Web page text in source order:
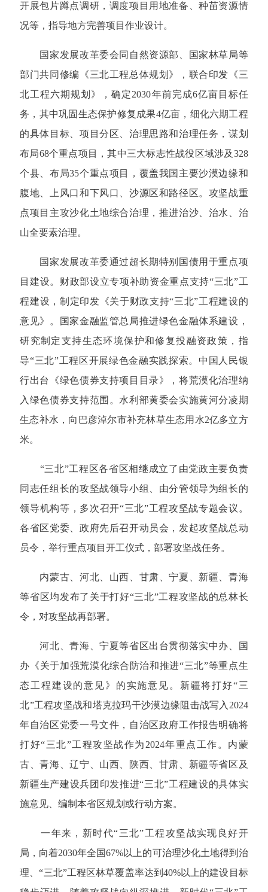
开展包片蹲点调研，调度项目用地准备、种苗资源情
况等，指导地方完善项目作业设计。
国家发展改革委会同自然资源部、国家林草局等
部门共同修编《三北工程总体规划》，联合印发《三
北工程六期规划》，确定2030年前完成6亿亩目标任
务，其中巩固生态保护修复成果4亿亩，细化六期工程
的具体目标、项目分区、治理思路和治理任务，谋划
布局68个重点项目，其中三大标志性战役区域涉及328
个县、布局35个重点项目，覆盖我国主要沙漠边缘和
腹地、上风口和下风口、沙源区和路径区。攻坚战重
点项目主攻沙化土地综合治理，推进治沙、治水、治
山全要素治理。
国家发展改革委通过超长期特别国债用于重点项
目建设。财政部设立专项补助资金重点支持“三北”工
程建设，制定印发《关于财政支持“三北”工程建设的
意见》。国家金融监管总局推进绿色金融体系建设，
研究制定支持生态环境保护和修复投融资政策，指
导“三北”工程区开展绿色金融实践探索。中国人民银
行出台《绿色债券支持项目目录》，将荒漠化治理纳
入绿色债券支持范围。水利部黄委会实施黄河分凌期
生态补水，向巴彦淖尔市补充林草生态用水2亿多立方
米。
“三北”工程区各省区相继成立了由党政主要负责
同志任组长的攻坚战领导小组、由分管领导为组长的
领导机构等，多次召开“三北”工程攻坚战专题会议。
各省区党委、政府先后召开动员会，发起攻坚战总动
员令，举行重点项目开工仪式，部署攻坚战任务。
内蒙古、河北、山西、甘肃、宁夏、新疆、青海
等省区均发布了关于打好“三北”工程攻坚战的总林长
令，对攻坚战再部署。
河北、青海、宁夏等省区出台贯彻落实中办、国
办《关于加强荒漠化综合防治和推进“三北”等重点生
态工程建设的意见》的实施意见。新疆将打好“三
北”工程攻坚战和塔克拉玛干沙漠边缘阻击战写入2024
年自治区党委一号文件，自治区政府工作报告明确将
打好“三北”工程攻坚战作为2024年重点工作。内蒙
古、青海、辽宁、山西、陕西、甘肃、新疆等省区及
新疆生产建设兵团印发推进“三北”工程建设的具体实
施意见、编制本省区规划或行动方案。
一年来，新时代“三北”工程攻坚战实现良好开
局，向着2030年全国67%以上的可治理沙化土地得到治
理、“三北”工程区林草覆盖率达到40%以上的建设目标